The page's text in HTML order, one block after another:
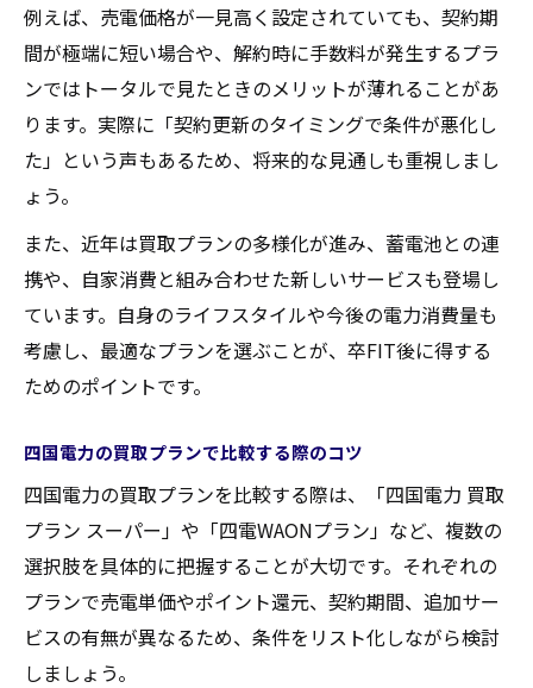
売電収入を守るための賢い買取活用術
買取プラン活用で売電収入を最大化する秘
訣
売電収入減少を防ぐ買取プラン見直しの時
ためトクサービス併用で買取効率を高める
方法
買取プラン比較で収入維持につなげる工夫
FIPや固定買取制度の違いと影響ポイント
関係
買取プラン選びに影響するFIP制度の特徴
固定買取制度終了後に取るべき買取対策と
は
FIP制度導入で買取プランに生じる変化を解
説
例えば、売電価格が一見高く設定されていても、契約期
間が極端に短い場合や、解約時に手数料が発生するプラ
ンではトータルで見たときのメリットが薄れることがあ
ります。実際に「契約更新のタイミングで条件が悪化し
た」という声もあるため、将来的な見通しも重視しまし
ょう。
また、近年は買取プランの多様化が進み、蓄電池との連
携や、自家消費と組み合わせた新しいサービスも登場し
ています。自身のライフスタイルや今後の電力消費量も
考慮し、最適なプランを選ぶことが、卒FIT後に得する
ためのポイントです。
四国電力の買取プランで比較する際のコツ
四国電力の買取プランを比較する際は、「四国電力 買取
プラン スーパー」や「四電WAONプラン」など、複数の
選択肢を具体的に把握することが大切です。それぞれの
プランで売電単価やポイント還元、契約期間、追加サー
ビスの有無が異なるため、条件をリスト化しながら検討
しましょう。